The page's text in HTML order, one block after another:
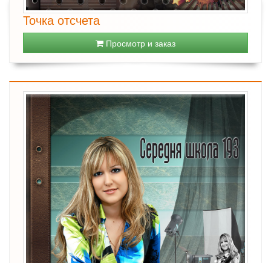
Точка отсчета
Просмотр и заказ